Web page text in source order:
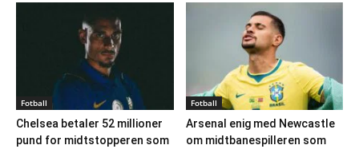
Fotball
Chelsea betaler 52 millioner
pund for midtstopperen som
Fotball
Arsenal enig med Newcastle
om midtbanespilleren som